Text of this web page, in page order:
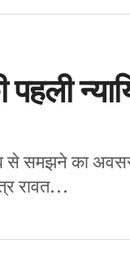
से समझने का
रावत...